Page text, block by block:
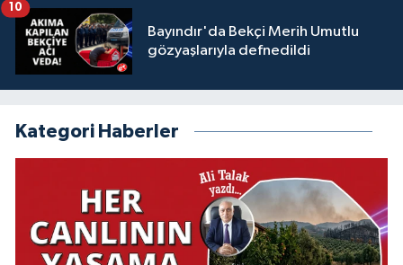
Bayındır'da Bekçi Merih Umutlu
gözyaşlarıyla defnedildi
10
Kategori Haberler